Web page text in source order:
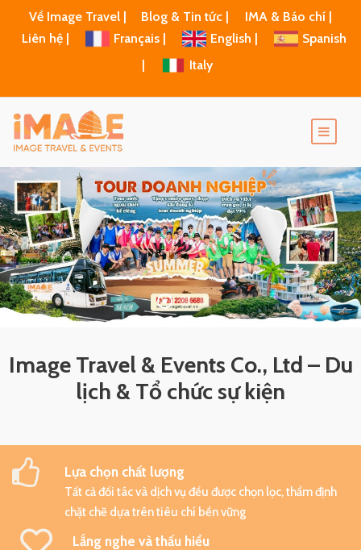
Về Image Travel | Blog & Tin tức |
IMA & Báo chí |
Liên hệ |
Français | English |
Spanish
Italy
Image Travel & Events Co., Ltd – Du
lịch & Tổ chức sự kiện
Lựa chọn chất lượng
Tất cả đối tác và dịch vụ đều được chọn lọc, thẩm định
chặt chẽ dựa trên tiêu chí bền vững
Lắng nghe và thấu hiểu